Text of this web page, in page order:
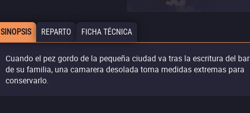
SINOPSIS REPARTO FICHA TÉCNICA
Cuando el pez gordo de la pequeña ciudad va tras la escritura del bar
de su familia, una camarera desolada toma medidas extremas para
conservarlo.